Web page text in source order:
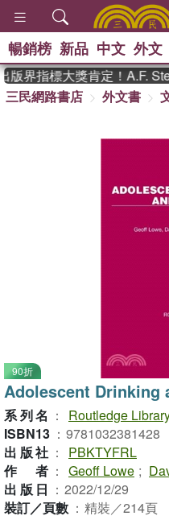
暢銷榜 新品 中文 外文
界指標大獎肯定！A.F.
三民網路書店
外文書
90折
Adolescent Drinking
系列名 ：
Routledge
ISBN13 ： 9781032381428
出版社 ：
PBKTYFRL
作者 ： Geoff Lowe ;
出版日 ： 2022/12/29
裝訂／頁數 ： 精裝／214頁